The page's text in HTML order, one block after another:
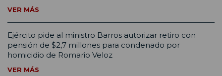
VER MÁS
Ejército pide al ministro Barros autorizar retiro con
pensión de $2,7 millones para condenado por
homicidio de Romario Veloz
VER MÁS